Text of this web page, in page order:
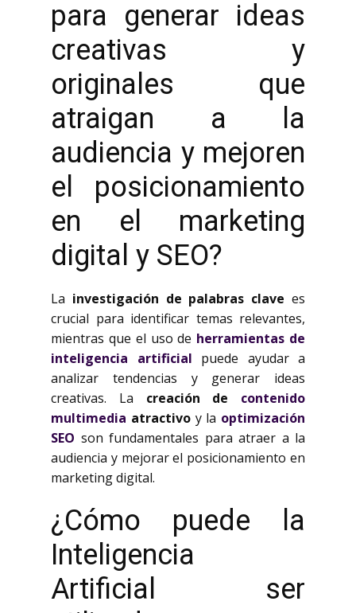
para generar ideas
creativas y
originales que
atraigan a la
audiencia y mejoren
el posicionamiento
en el marketing
digital y SEO?
La investigación de palabras clave es
crucial para identificar temas relevantes,
mientras que el uso de herramientas de
inteligencia artificial puede ayudar a
analizar tendencias y generar ideas
creativas. La creación de contenido
multimedia atractivoy la optimización
SEO son fundamentales para atraer a la
audiencia y mejorar el posicionamiento en
marketing digital.
¿Cómo puede la
Inteligencia
Artificial ser